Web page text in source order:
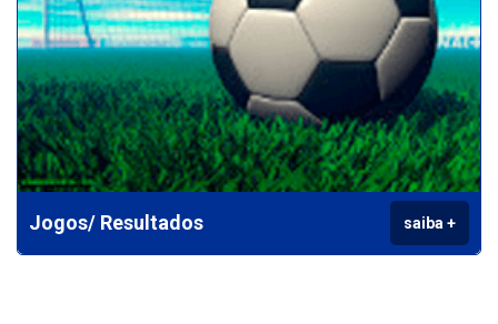
Jogos/ Resultados saiba +